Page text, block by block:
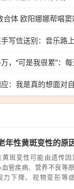
体 欧阳娜娜帮唱窦
年性黄斑变性的原
黄斑变性可能由遗传
血管疾病、营养不良等
力下降、视物变形等